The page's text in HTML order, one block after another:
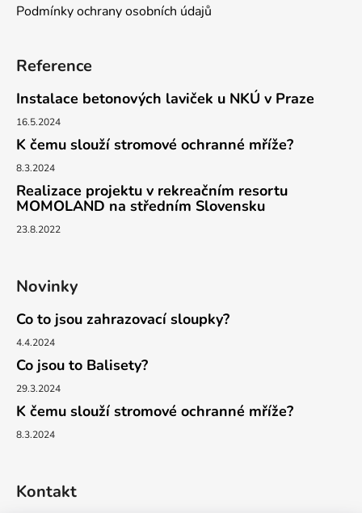
Podmínky ochrany osobních údajů
Reference
Instalace betonových laviček u NKÚ v Praze
16.5.2024
K čemu slouží stromové ochranné mříže?
8.3.2024
Realizace projektu v rekreačním resortu
MOMOLAND na středním Slovensku
23.8.2022
Novinky
Co to jsou zahrazovací sloupky?
4.4.2024
Co jsou to Balisety?
29.3.2024
K čemu slouží stromové ochranné mříže?
8.3.2024
Kontakt